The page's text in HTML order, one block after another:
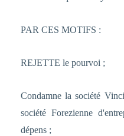
PAR CES MOTIFS :
REJETTE le pourvoi ;
Condamne la société
société Forezienne
dépens ;